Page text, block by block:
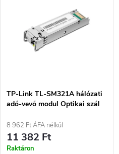
é
s
e
j
a
TP-Link TL-SM321A hálózati
adó-vevő modul Optikai szál
8 962 Ft ÁFA nélkül
11 382 Ft
Raktáron